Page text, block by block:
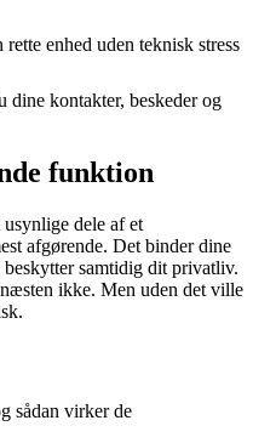
enhed uden teknisk stress
dine kontakter, beskeder og
funktion
dele af et
afgørende. Det binder dine
beskytter samtidig dit privatliv.
ikke. Men uden det ville
sådan virker de